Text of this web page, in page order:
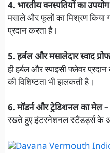
4. भारतीय वनस्पतियों का उपयोग
मसाले और फूलों का मिश्रण किया
प्रदान करता है।
5. हर्बल और मसालेदार स्वाद
ही हर्बल और स्पाइसी फ्लेवर
की विशिष्टता भी झलकती है।
6. मॉडर्न और ट्रेडिशनल का मेल–
रखते हुए इंटरनेशनल स्टैंडर्ड्स के